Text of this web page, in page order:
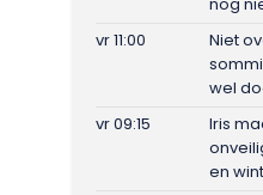
vr 11:00
Niet
wel
vr 09:15
Iris
en